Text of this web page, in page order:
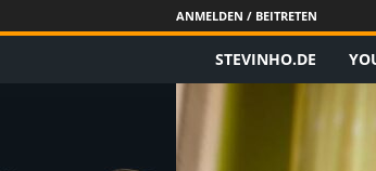
ANMELDEN / BEITRETEN
STEVINHO.DE